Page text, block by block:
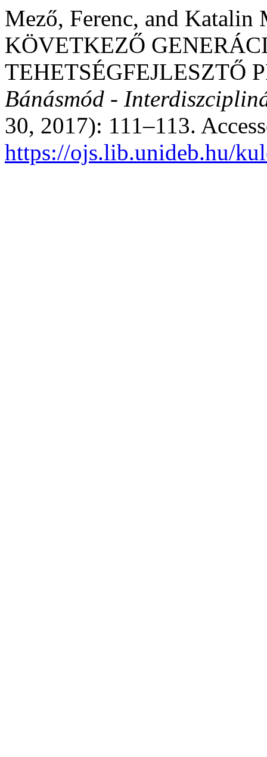
Mező, Ferenc, and
KÖVETKEZŐ
TEHETSÉGFEJLESZTŐ
Bánásmód -
30, 2017): 111–113.
https://ojs.lib.unideb.hu/